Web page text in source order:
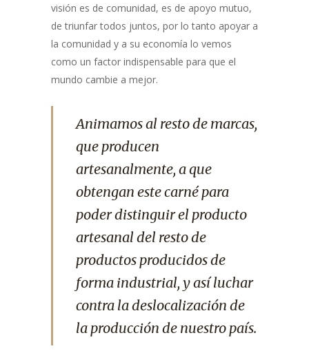
visión es de comunidad, es de apoyo mutuo,
de triunfar todos juntos, por lo tanto apoyar a
la comunidad y a su economía lo vemos
como un factor indispensable para que el
mundo cambie a mejor.
Animamos al resto de marcas,
que producen
artesanalmente, a que
obtengan este carné para
poder distinguir el producto
artesanal del resto de
productos producidos de
forma industrial, y así luchar
contra la deslocalización de
la producción de nuestro país.